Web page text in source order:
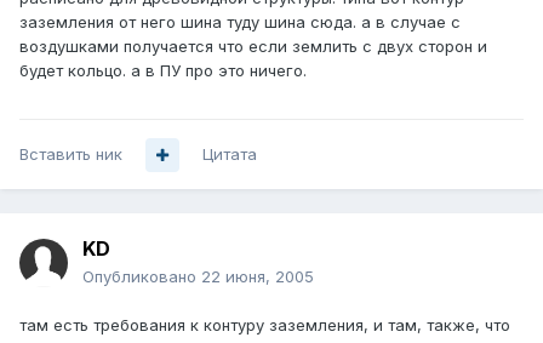
заземления от него шина туду шина сюда. а в случае с
воздушками получается что если землить с двух сторон и
будет кольцо. а в ПУ про это ничего.
Вставить ник Цитата
KD
Опубликовано 22 июня, 2005
там есть требования к контуру заземления, и там, также, что